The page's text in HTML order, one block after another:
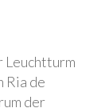
Leuchtturm
Ria de
der